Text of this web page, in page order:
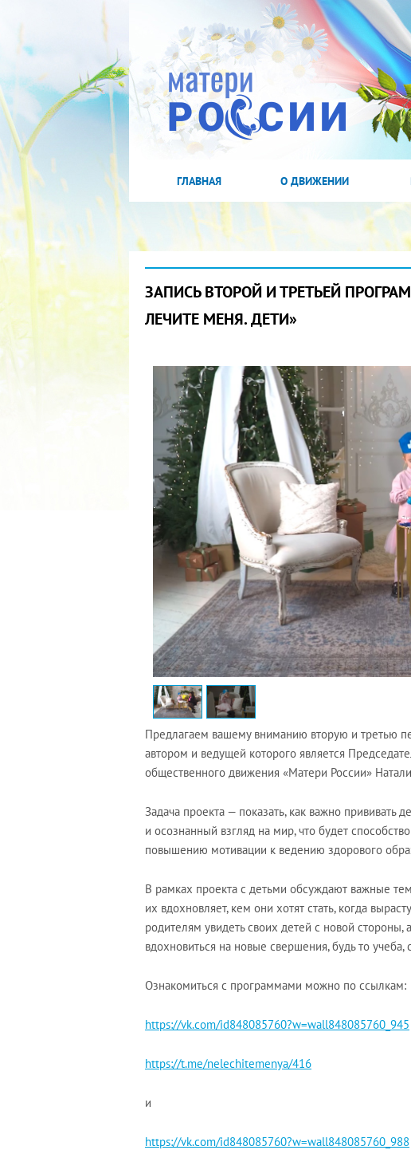
ГЛАВНАЯ О ДВИЖЕНИИ
ЗАПИСЬ ВТОРОЙ И ТРЕТЬЕЙ
ЛЕЧИТЕ МЕНЯ. ДЕТИ»
Предлагаем вашему вниманию вторую и третью
автором и ведущей которого является
общественного движения «Матери России»
Задача проекта — показать, как важно прививать
и осознанный взгляд на мир, что будет
повышению мотивации к ведению здорового
В рамках проекта с детьми обсуждают важные
их вдохновляет, кем они хотят стать, когда
родителям увидеть своих детей с новой
вдохновиться на новые свершения, будь то учеба,
Ознакомиться с программами можно по ссылкам:
https://vk.com/id848085760?w=wall848085760_945
https://t.me/nelechitemenya/416
и
https://vk.com/id848085760?w=wall848085760_988
2022 ГОД ПРОВОЗГЛАШЕН
МАТЕРИ В ЯКУТИИ
19.12.2021